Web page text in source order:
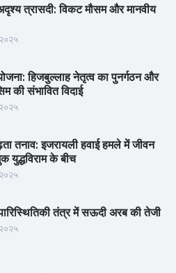
त्रासदी: विकट मौसम और मानवीय
हिजबुल्लाह नेतृत्व का पुनर्गठन और
की संभावित विदाई
तनाव: इजरायली हवाई हमले में जीवन
युद्धविराम के बीच
तंत्र में सऊदी अरब की तेजी